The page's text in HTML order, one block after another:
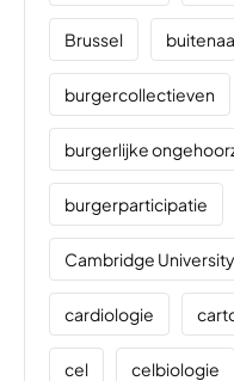
Brussel
burgercollectieven
burgerlijke
burgerparticipatie
Cambridge University
cardiologie
cel celbiologie